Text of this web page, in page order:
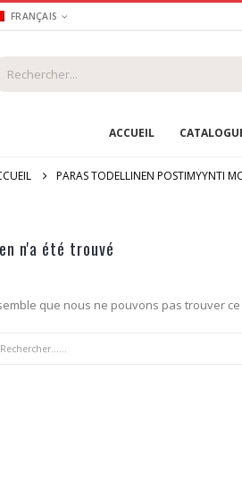
FRANÇAIS
ACCUEIL
PARAS TODELLINEN POSTIMYYNTI
n'a été trouvé
que nous ne pouvons pas trouver